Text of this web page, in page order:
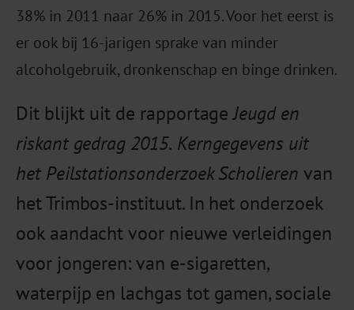
38% in 2011 naar 26% in 2015. Voor het eerst is
er ook bij 16-jarigen sprake van minder
alcoholgebruik, dronkenschap en binge drinken.
Dit blijkt uit de rapportageJeugd en
riskant gedrag 2015. Kerngegevens uit
het Peilstationsonderzoek Scholieren van
het Trimbos-instituut. In het onderzoek
ook aandacht voor nieuwe verleidingen
voor jongeren: van e-sigaretten,
waterpijp en lachgas tot gamen, sociale